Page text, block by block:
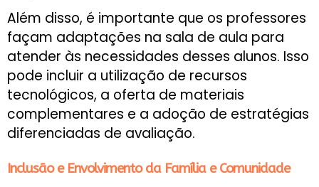
Além disso, é importante que os professores
façam adaptações na sala de aula para
atender às necessidades desses alunos. Isso
pode incluir a utilização de recursos
tecnológicos, a oferta de materiais
complementares e a adoção de estratégias
diferenciadas de avaliação.
Inclusão e Envolvimento da Família e Comunidade